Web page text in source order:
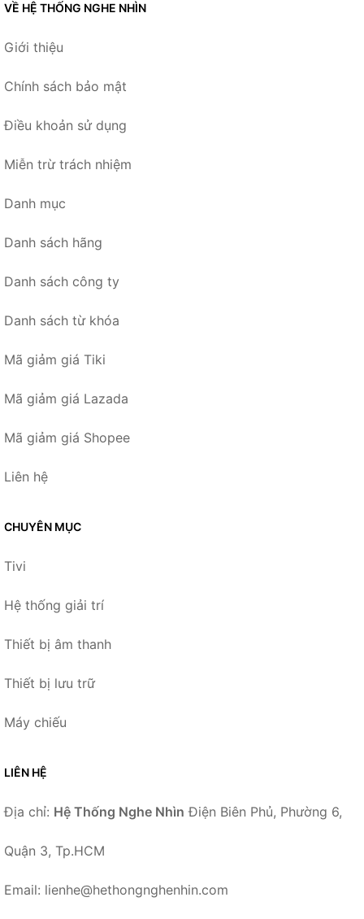
VỀ HỆ THỐNG NGHE NHÌN
Giới thiệu
Chính sách bảo mật
Điều khoản sử dụng
Miễn trừ trách nhiệm
Danh mục
Danh sách hãng
Danh sách công ty
Danh sách từ khóa
Mã giảm giá Tiki
Mã giảm giá Lazada
Mã giảm giá Shopee
Liên hệ
CHUYÊN MỤC
Tivi
Hệ thống giải trí
Thiết bị âm thanh
Thiết bị lưu trữ
Máy chiếu
LIÊN HỆ
Địa chỉ: Hệ Thống Nghe Nhìn Điện Biên Phủ, Phường 6,
Quận 3, Tp.HCM
Email: lienhe@hethongnghenhin.com